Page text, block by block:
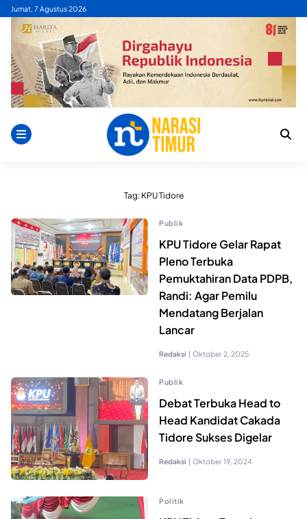
Skip
content
Jumat, 7 Agustus 2026
Tag: KPU Tidore
Publik
KPU Tidore Gelar Rapat
Pleno Terbuka
Pemuktahiran Data PDPB,
Randi: Agar Pemilu
Mendatang Berjalan
Lancar
Redaksi | Oktober 2, 2025
Publik
Debat Terbuka Head to
Head Kandidat Cakada
Tidore Sukses Digelar
Redaksi | Oktober 19, 2024
Politik